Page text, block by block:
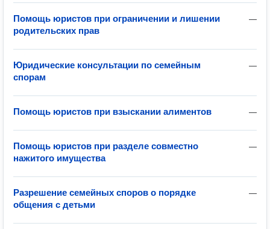
—
Помощь юристов при ограничении и лишении
родительских прав
—
Юридические консультации по семейным
спорам
—
Помощь юристов при взыскании алиментов
—
Помощь юристов при разделе совместно
нажитого имущества
—
Разрешение семейных споров о порядке
общения с детьми